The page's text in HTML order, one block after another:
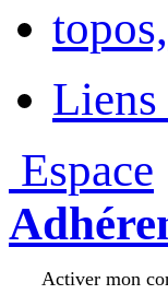
Espace
Activer mon